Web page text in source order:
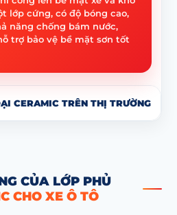
lớp cứng, có độ bóng cao,
năng chống bám nước,
trợ bảo vệ bề mặt sơn tốt
CERAMIC TRÊN THỊ TRƯỜNG
CỦA LỚP PHỦ
CHO XE Ô TÔ